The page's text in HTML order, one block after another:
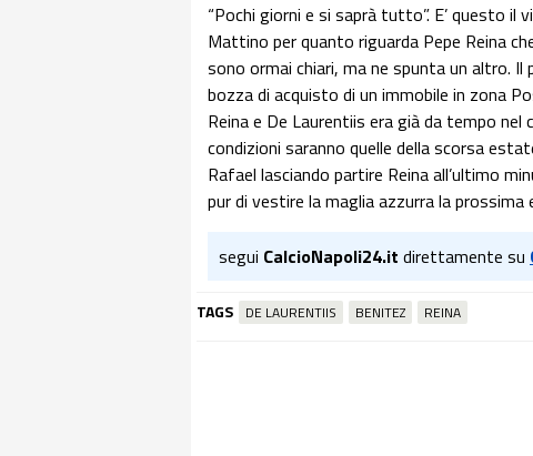
“Pochi giorni e si saprà tutto”. E’ questo
Mattino per quanto riguarda Pepe Reina
sono ormai chiari, ma ne spunta un altro.
bozza di acquisto di un immobile in zona
Reina e De Laurentiis era già da tempo
condizioni saranno quelle della scorsa
Rafael lasciando partire Reina all’ultimo
pur di vestire la maglia azzurra la prossima
segui CalcioNapoli24.it direttamente su
TAGS DE LAURENTIIS BENITEZ REINA